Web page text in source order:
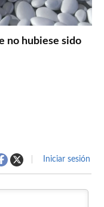
no hubiese sido
Iniciar sesión